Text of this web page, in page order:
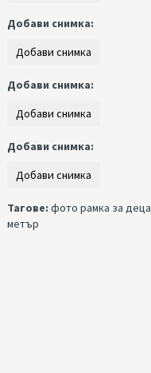
Добави снимка:
Добави снимка:
Добави снимка:
Тагове: фото рамка за деца
метър